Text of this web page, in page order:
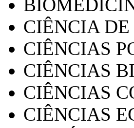
CIÊNCIA
CIÊNCIAS
CIÊNCIAS
CIÊNCIAS
CIÊNCIAS